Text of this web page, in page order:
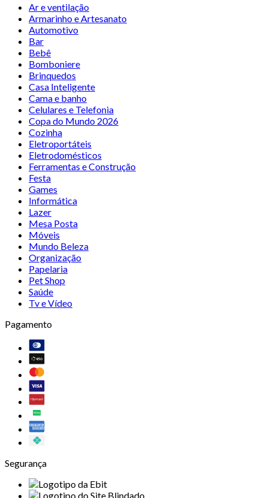
Ar e ventilação
Armarinho e Artesanato
Automotivo
Bar
Bebê
Bomboniere
Brinquedos
Casa Inteligente
Cama e banho
Celulares e Telefonia
Copa do Mundo 2026
Cozinha
Eletroportáteis
Eletrodomésticos
Ferramentas e Construção
Festa
Games
Informática
Lazer
Mesa Posta
Móveis
Mundo Beleza
Organização
Papelaria
Pet Shop
Saúde
Tv e Vídeo
Pagamento
Segurança